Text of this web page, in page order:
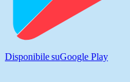
Disponibile suGoogle Play